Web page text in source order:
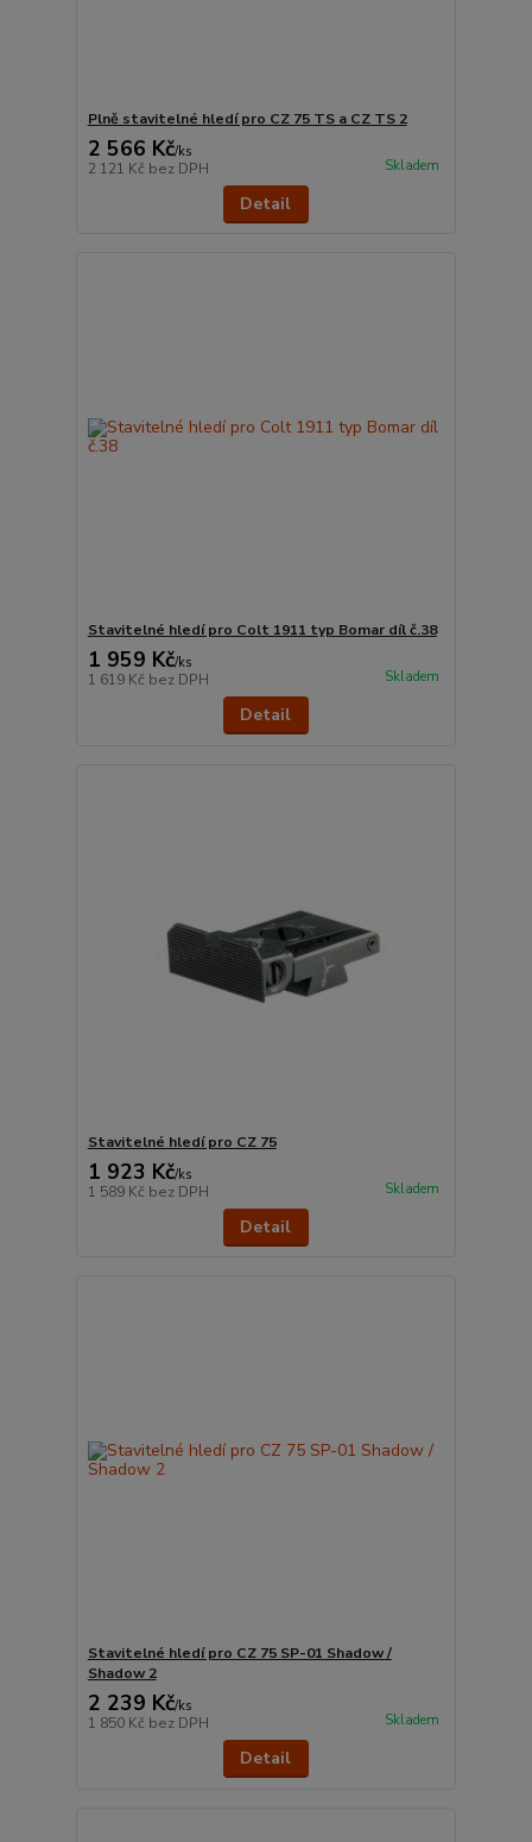
Plně stavitelné hledí pro CZ 75 TS a CZ TS 2
2 566 Kč/ks
2 121 Kč bez DPH Skladem
Detail
Stavitelné hledí pro Colt 1911 typ Bomar díl č.38
1 959 Kč/ks
1 619 Kč bez DPH Skladem
Detail
Stavitelné hledí pro CZ 75
1 923 Kč/ks
1 589 Kč bez DPH Skladem
Detail
Stavitelné hledí pro CZ 75 SP-01 Shadow /
Shadow 2
2 239 Kč/ks
1 850 Kč bez DPH Skladem
Detail